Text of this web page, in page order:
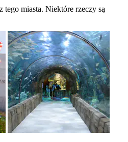
tego miasta. Niektóre rzeczy są